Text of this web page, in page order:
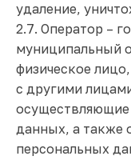
удаление,
2.7. Оператор –
муниципальный
физическое
с другими
осуществляющие
данных, а также
персональных